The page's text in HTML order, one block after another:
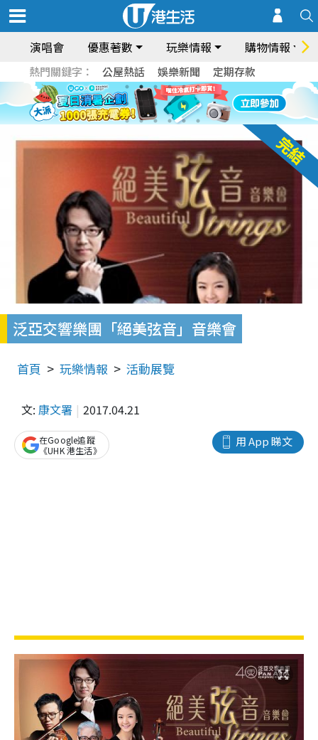
演唱會 優惠著數 玩樂情報 購物情報
熱門關鍵字： 公屋熱話 娛樂新聞 定期存款
泛亞交響樂團「絕美弦音」音樂會
首頁 玩樂情報 活動展覽
文: 康文署 2017.04.21
用 App 睇文
在Google追蹤
《UHK 港生活》